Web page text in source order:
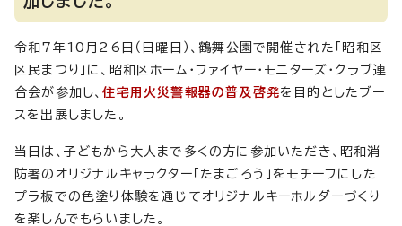
令和7年10月26日（日曜日）、鶴舞公園で開催された「昭和区
区民まつり」に、昭和区ホーム・ファイヤー・モニターズ・クラブ連
合会が参加し、住宅用火災警報器の普及啓発を目的としたブー
スを出展しました。
当日は、子どもから大人まで多くの方に参加いただき、昭和消
防署のオリジナルキャラクター「たまごろう」をモチーフにした
プラ板での色塗り体験を通じてオリジナルキーホルダーづくり
を楽しんでもらいました。